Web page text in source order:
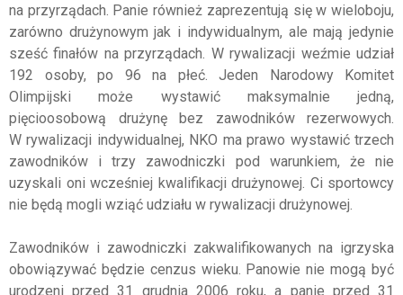
na przyrządach. Panie również zaprezentują się w wieloboju,
zarówno drużynowym jak i indywidualnym, ale mają jedynie
sześć finałów na przyrządach. W rywalizacji weźmie udział
192 osoby, po 96 na płeć. Jeden Narodowy Komitet
Olimpijski może wystawić maksymalnie jedną,
pięcioosobową drużynę bez zawodników rezerwowych.
W rywalizacji indywidualnej, NKO ma prawo wystawić trzech
zawodników i trzy zawodniczki pod warunkiem, że nie
uzyskali oni wcześniej kwalifikacji drużynowej. Ci sportowcy
nie będą mogli wziąć udziału w rywalizacji drużynowej.
Zawodników i zawodniczki zakwalifikowanych na igrzyska
obowiązywać będzie cenzus wieku. Panowie nie mogą być
urodzeni przed 31 grudnia 2006 roku, a panie przed 31